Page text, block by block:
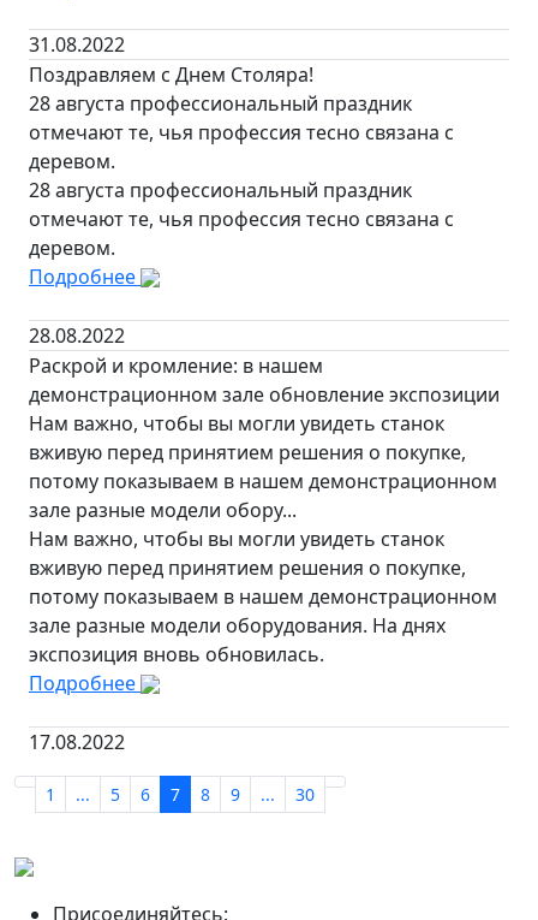
31.08.2022
Поздравляем с Днем Столяра!
28 августа профессиональный праздник
отмечают те, чья профессия тесно связана с
деревом.
28 августа профессиональный праздник
отмечают те, чья профессия тесно связана с
деревом.
Подробнее
28.08.2022
Раскрой и кромление: в нашем
демонстрационном зале обновление экспозиции
Нам важно, чтобы вы могли увидеть станок
вживую перед принятием решения о покупке,
потому показываем в нашем демонстрационном
зале разные модели обору...
Нам важно, чтобы вы могли увидеть станок
вживую перед принятием решения о покупке,
потому показываем в нашем демонстрационном
зале разные модели оборудования. На днях
экспозиция вновь обновилась.
Подробнее
17.08.2022
1 ... 5 6 7 8 9 ... 30
Присоединяйтесь: